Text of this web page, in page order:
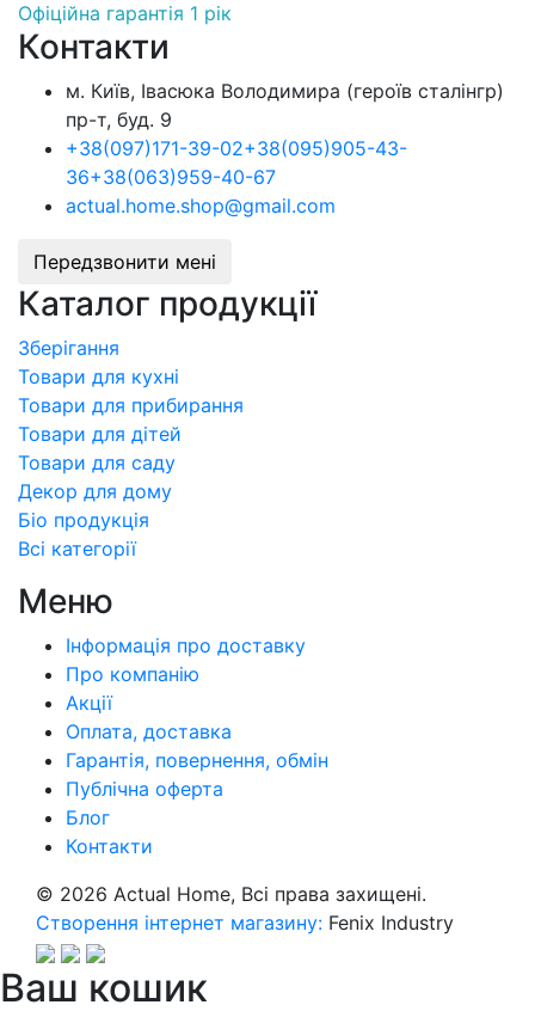
Офіційна гарантія 1 рік
Контакти
м. Київ, Івасюка Володимира (героїв сталінгр)
пр-т, буд. 9
+38(097)171-39-02+38(095)905-43-
36+38(063)959-40-67
actual.home.shop@gmail.com
Передзвонити мені
Каталог продукції
Зберігання
Товари для кухні
Товари для прибирання
Товари для дітей
Товари для саду
Декор для дому
Бiо продукція
Всі категорії
Меню
Інформація про доставку
Про компанiю
Акції
Оплата, доставка
Гарантія, повернення, обмін
Публічна оферта
Блог
Контакти
© 2026 Actual Home, Всі права захищені.
Створення інтернет магазину: Fenix Industry
Ваш кошик